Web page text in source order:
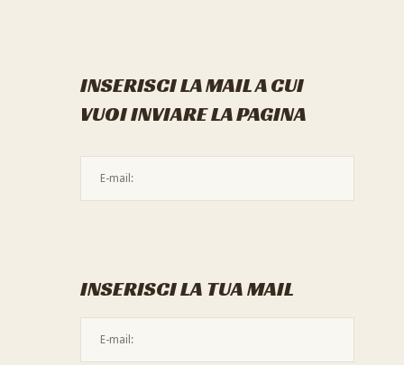
INSERISCI LA MAIL A CUI
VUOI INVIARE LA PAGINA
INSERISCI LA TUA MAIL